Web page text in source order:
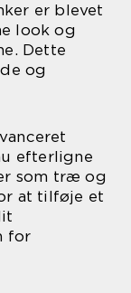
er blevet
look og
Dette
og
efterligne
som træ og
at tilføje et
for